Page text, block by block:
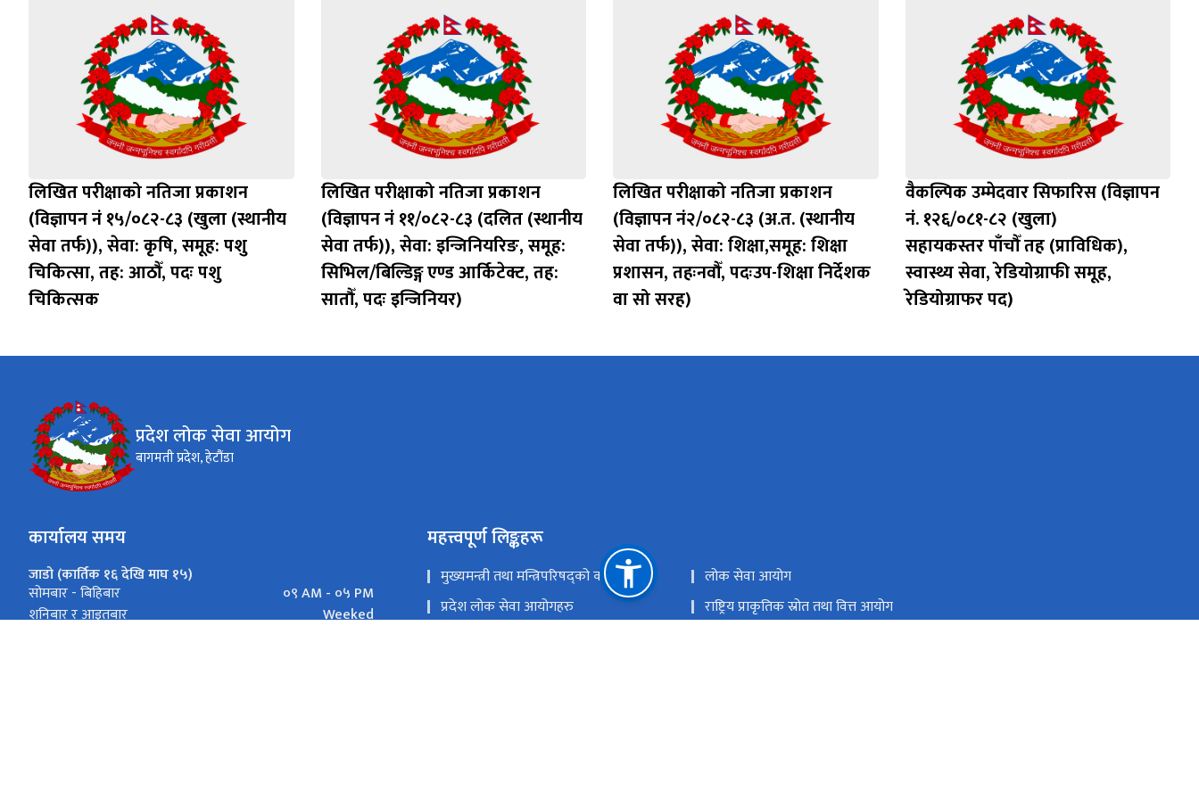
लिखित परीक्षाको नतिजा प्रकाशन
(विज्ञापन नं १५/०८२-८३ (खुला (स्थानीय
सेवा तर्फ)), सेवा: कृषि, समूह: पशु
चिकित्सा, तह: आठौँ, पदः पशु
चिकित्सक
लिखित परीक्षाको नतिजा प्रकाशन
(विज्ञापन नं ११/०८२-८३ (दलित (स्थानीय
सेवा तर्फ)), सेवा: इन्जिनियरिङ, समूह:
सिभिल/बिल्डिङ्ग एण्ड आर्किटेक्ट, तह:
सातौँ, पदः इन्जिनियर)
लिखित परीक्षाको नतिजा प्रकाशन
(विज्ञापन नं२/०८२-८३ (अ.त. (स्थानीय
सेवा तर्फ)), सेवा: शिक्षा,समूह: शिक्षा
प्रशासन, तहःनवौँ, पदःउप-शिक्षा निर्देशक
वा सो सरह)
वैकल्पिक उम्मेदवार सिफारिस (विज्ञापन
नं. १२६/०८१-८२ (खुला)
सहायकस्तर पाँचौँ तह (प्राविधिक),
स्वास्थ्य सेवा, रेडियोग्राफी समूह,
रेडियोग्राफर पद)
प्रदेश लोक सेवा आयोग
बागमती प्रदेश, हेटौंडा
कार्यालय समय
जाडो (कार्तिक १६ देखि माघ १५)
सोमबार - बिहिबार
०९ AM - ०५ PM
शनिबार र आइतबार
Weeked
महत्त्वपूर्ण लिङ्कहरू
मुख्यमन्त्री तथा मन्त्रिपरिषद्को कार्यालय
लोक सेवा आयोग
प्रदेश लोक सेवा आयोगहरु
राष्ट्रिय प्राकृतिक स्रोत तथा वित्त आयोग